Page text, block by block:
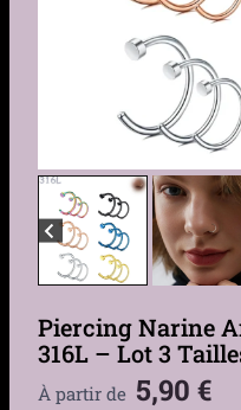
Piercing Narine
316L – Lot 3
À partir de 5,90 €